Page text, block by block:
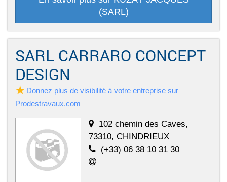
(SARL)
SARL CARRARO CONCEPT
DESIGN
Donnez plus de visibilité à votre entreprise sur
Prodestravaux.com
102 chemin des Caves,
73310, CHINDRIEUX
(+33) 06 38 10 31 30